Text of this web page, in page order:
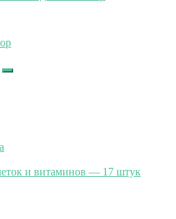
Найти
и витаминов — 17 штук